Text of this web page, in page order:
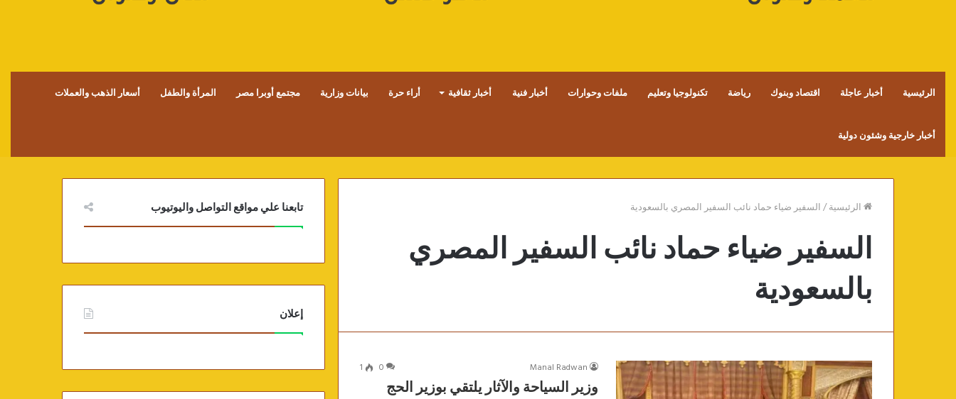
الرئيسية أخبار عاجلة اقتصاد وبنوك رياضة تكنولوجيا وتعليم ملفات وحوارات أخبار فنية أخبار ثقافية أراء حرة بيانات وزارية مجتمع أوبرا مصر المرأة والطفل أسعار الذهب والعملات
أخبار خارجية وشئون دولية
الرئيسية/السفير ضياء حماد نائب السفير المصري بالسعودية
السفير ضياء حماد نائب السفير المصري
بالسعودية
Manal Radwan
0
1
وزير السياحة والآثار يلتقي بوزير الحج
تابعنا علي مواقع التواصل واليوتيوب
إعلان